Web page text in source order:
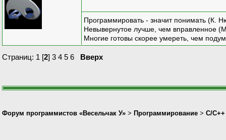
Программировать - значит понимать (К.
Невывернутое лучше, чем вправленное
Многие готовы скорее умереть, чем
Страниц: 1 [2] 3 4 5 6 Вверх
Форум программистов «Весельчак У» > Программирование > C/C++